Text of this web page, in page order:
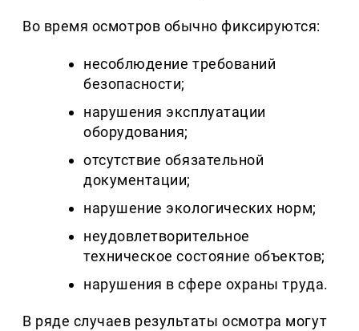
Во время осмотров обычно фиксируются:
несоблюдение требований
безопасности;
нарушения эксплуатации
оборудования;
отсутствие обязательной
документации;
нарушение экологических норм;
неудовлетворительное
техническое состояние объектов;
нарушения в сфере охраны труда.
В ряде случаев результаты осмотра могут